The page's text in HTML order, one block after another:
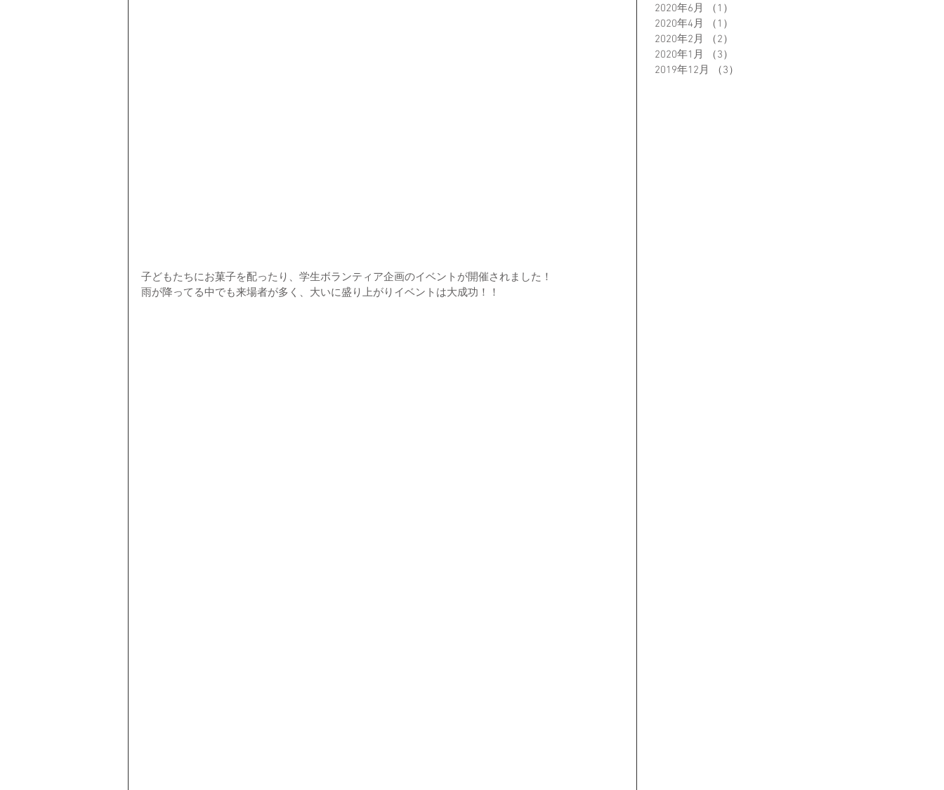
子どもたちにお菓子を配ったり、学生ボランティア企画のイベントが開催されました！
雨が降ってる中でも来場者が多く、大いに盛り上がりイベントは大成功！！
2020年6月
（1）
2020年4月
（1）
2020年2月
（2）
2020年1月
（3）
2019年12月
（3）